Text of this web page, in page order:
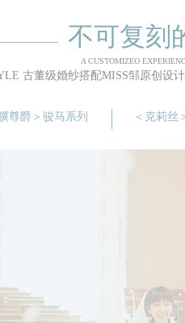
不可复刻
A CUSTOMIZEO
古董级婚纱搭配MISS邹原创设
尊爵＞骏马系列 ＜克莉丝